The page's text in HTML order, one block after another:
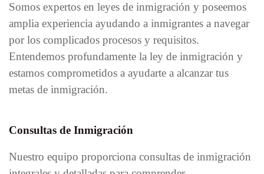
Somos expertos en leyes de inmigración y poseemos
amplia experiencia ayudando a inmigrantes a navegar
por los complicados procesos y requisitos.
Entendemos profundamente la ley de inmigración y
estamos comprometidos a ayudarte a alcanzar tus
metas de inmigración.
Consultas de Inmigración
Nuestro equipo proporciona consultas de inmigración